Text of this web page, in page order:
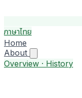
ภาษาไทย
Home
About
Overview · History